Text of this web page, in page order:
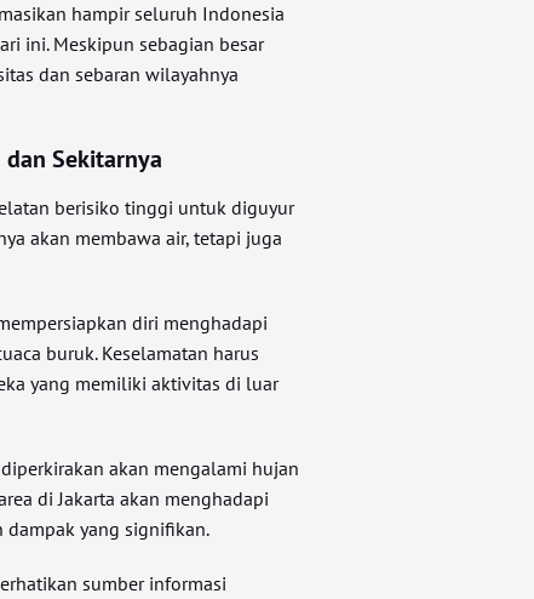
hampir seluruh Indonesia
ini. Meskipun sebagian besar
dan sebaran wilayahnya
dan Sekitarnya
berisiko tinggi untuk diguyur
akan membawa air, tetapi juga
diri menghadapi
buruk. Keselamatan harus
yang memiliki aktivitas di luar
akan mengalami hujan
di Jakarta akan menghadapi
dampak yang signifikan.
sumber informasi